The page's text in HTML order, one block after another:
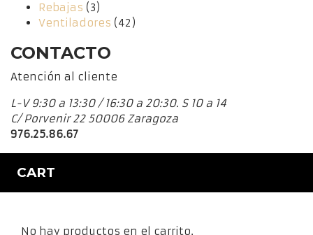
Rebajas (3)
Ventiladores (42)
CONTACTO
Atención al cliente
L-V 9:30 a 13:30 / 16:30 a 20:30. S 10 a 14
C/ Porvenir 22 50006 Zaragoza
976.25.86.67
CART
No hay productos en el carrito.